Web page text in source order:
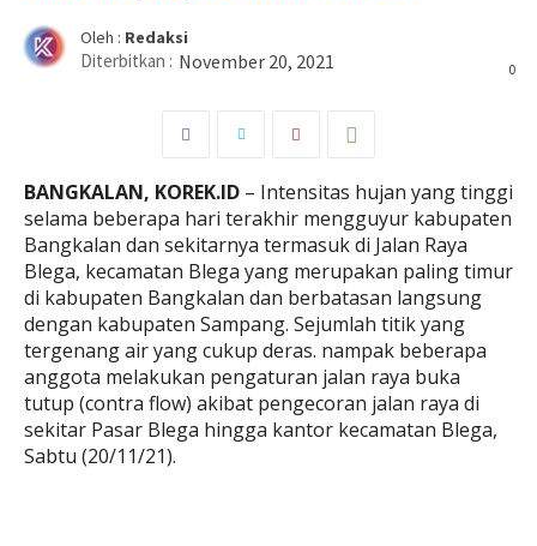
Oleh : Redaksi
0
Diterbitkan : November 20, 2021
BANGKALAN, KOREK.ID – Intensitas hujan yang tinggi
selama beberapa hari terakhir mengguyur kabupaten
Bangkalan dan sekitarnya termasuk di Jalan Raya
Blega, kecamatan Blega yang merupakan paling timur
di kabupaten Bangkalan dan berbatasan langsung
dengan kabupaten Sampang. Sejumlah titik yang
tergenang air yang cukup deras. nampak beberapa
anggota melakukan pengaturan jalan raya buka
tutup (contra flow) akibat pengecoran jalan raya di
sekitar Pasar Blega hingga kantor kecamatan Blega,
Sabtu (20/11/21).